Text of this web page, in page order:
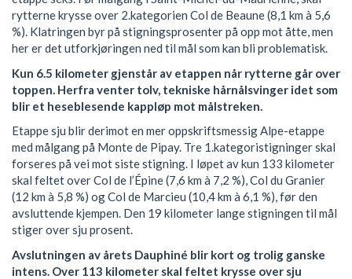
rytterne krysse over 2.kategorien Col de Beaune (8,1 km à 5,6
%). Klatringen byr på stigningsprosenter på opp mot åtte, men
her er det utforkjøringen ned til mål som kan bli problematisk.
Kun 6.5 kilometer gjenstår av etappen når rytterne går over
toppen. Herfra venter tolv, tekniske hårnålsvinger idet som
blir et heseblesende kappløp mot målstreken.
Etappe sju blir derimot en mer oppskriftsmessig Alpe-etappe
med målgang på Monte de Pipay. Tre 1.kategoristigninger skal
forseres på vei mot siste stigning. I løpet av kun 133 kilometer
skal feltet over Col de l’Épine (7,6 km à 7,2 %), Col du Granier
(12 km à 5,8 %) og Col de Marcieu (10,4 km à 6,1 %), før den
avsluttende kjempen. Den 19 kilometer lange stigningen til mål
stiger over sju prosent.
Avslutningen av årets Dauphiné blir kort og trolig ganske
intens. Over 113 kilometer skal feltet krysse over sju